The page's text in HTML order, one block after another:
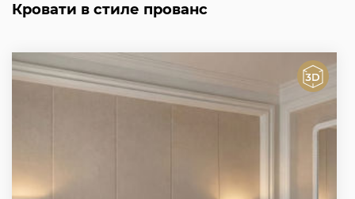
Кровати в стиле прованс